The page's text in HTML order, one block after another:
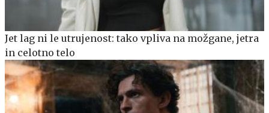
Jet lag ni le utrujenost: tako vpliva na možgane, jetra
in celotno telo